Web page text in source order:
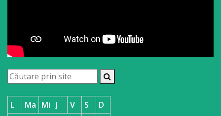
L Ma Mi J V S
D